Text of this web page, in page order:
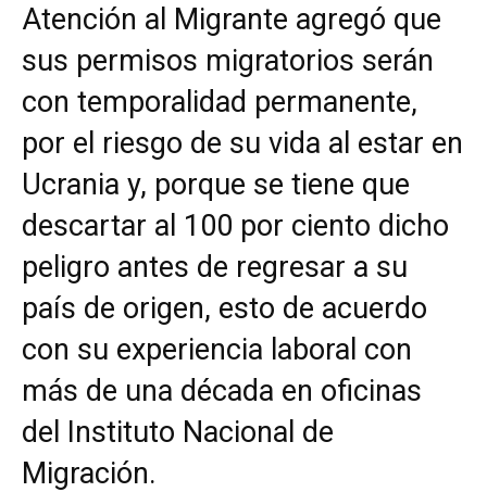
Atención al Migrante agregó que
sus permisos migratorios serán
con temporalidad permanente,
por el riesgo de su vida al estar en
Ucrania y, porque se tiene que
descartar al 100 por ciento dicho
peligro antes de regresar a su
país de origen, esto de acuerdo
con su experiencia laboral con
más de una década en oficinas
del Instituto Nacional de
Migración.